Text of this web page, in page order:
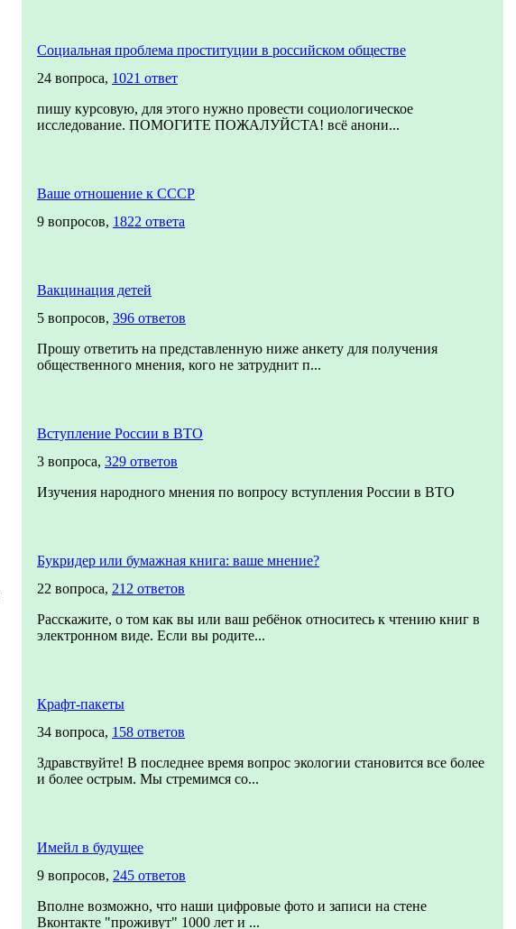
Социальная проблема проституции в российском обществе
24 вопроса, 1021 ответ
пишу курсовую, для этого нужно провести социологическое
исследование. ПОМОГИТЕ ПОЖАЛУЙСТА! всё анони...
Ваше отношение к СССР
9 вопросов, 1822 ответа
Вакцинация детей
5 вопросов, 396 ответов
Прошу ответить на представленную ниже анкету для получения
общественного мнения, кого не затруднит п...
Вступление России в ВТО
3 вопроса, 329 ответов
Изучения народного мнения по вопросу вступления России в ВТО
Букридер или бумажная книга: ваше мнение?
22 вопроса, 212 ответов
Расскажите, о том как вы или ваш ребёнок относитесь к чтению книг в
электронном виде. Если вы родите...
Крафт-пакеты
34 вопроса, 158 ответов
Здравствуйте! В последнее время вопрос экологии становится все более
и более острым. Мы стремимся со...
Имейл в будущее
9 вопросов, 245 ответов
Вполне возможно, что наши цифровые фото и записи на стене
Вконтакте "проживут" 1000 лет и ...